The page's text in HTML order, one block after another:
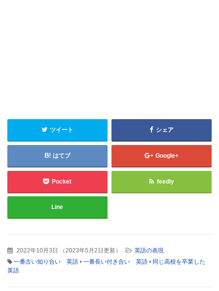
ツイート シェア
はてブ Google+
Pocket feedly
Line
2022年10月3日 （ 2023年5月2日更新）
英語の表現
一番古い知り合い 英語 • 一番長い付き合い 英語 • 同じ高校を卒業した
英語